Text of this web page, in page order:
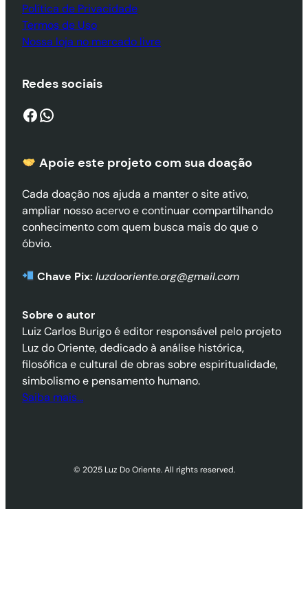
Política de Privacidade
Termos de Uso
Nossa loja no mercado livre
Redes sociais
Facebook WhatsApp
Apoie este projeto com sua doação
Cada doação nos ajuda a manter o site ativo,
ampliar nosso acervo e continuar compartilhando
conhecimento com quem busca mais do que o
óbvio.
Chave Pix: luzdooriente.org@gmail.com
Sobre o autor
Luiz Carlos Burigo é editor responsável pelo projeto
Luz do Oriente, dedicado à análise histórica,
filosófica e cultural de obras sobre espiritualidade,
simbolismo e pensamento humano.
Saiba mais…
© 2025 Luz Do Oriente. All rights reserved.